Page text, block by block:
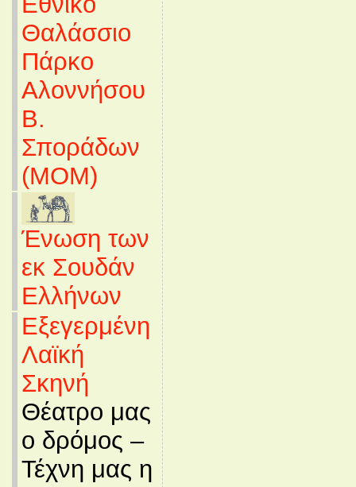
Θαλάσσιο
Πάρκο
Αλοννήσου
Β.
Σποράδων
(MOM)
Ένωση των
εκ Σουδάν
Ελλήνων
Εξεγερμένη
Λαϊκή
Σκηνή
Θέατρο μας
ο δρόμος –
Τέχνη μας η